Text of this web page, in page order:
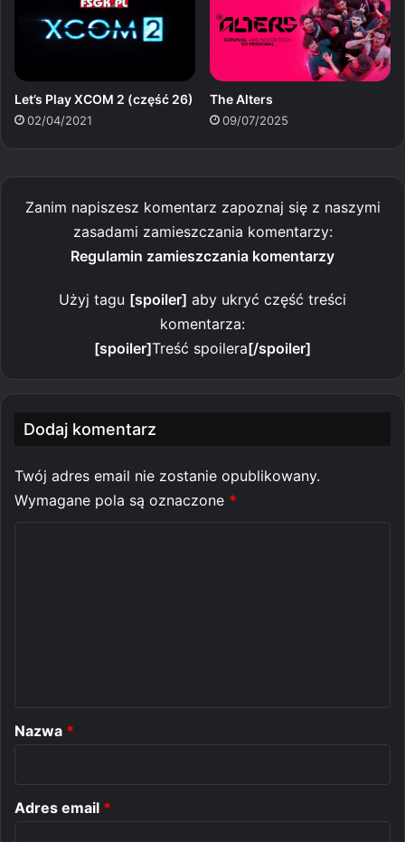
Let’s Play XCOM 2 (część 26)
02/04/2021
The Alters
09/07/2025
Zanim napiszesz komentarz zapoznaj się z naszymi
zasadami zamieszczania komentarzy:
Regulamin zamieszczania komentarzy
Użyj tagu [spoiler] aby ukryć część treści
komentarza:
[spoiler]Treść spoilera[/spoiler]
Dodaj komentarz
Twój adres email nie zostanie opublikowany.
Wymagane pola są oznaczone *
r
Nazwa *
Adres email *